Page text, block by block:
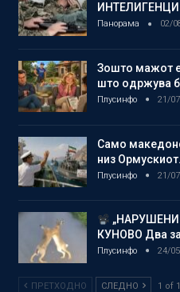
Панорама 02/
Зошто мажот
што одржува
Плусинфо 21/
Само
низ
Плусинфо 21/
КУНОВО Два
Плусинфо 24/
ПРЕТХОДНО СЛЕДНО 1 of